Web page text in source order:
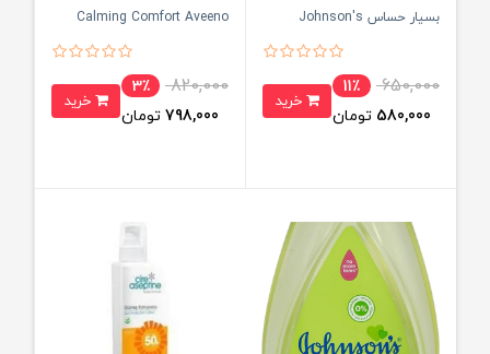
بسیار حساس Johnson's
650,000
11٪
580,000 تومان
Calming Comfort Aveeno
820,000
3٪
798,000 تومان